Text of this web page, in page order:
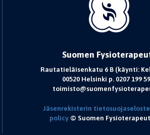
Suomen
Rautatieläisenkatu 6 B (käynti:
00520 Helsinki p. 0207 199
Jäsenrekisterin tietosuojaseloste
policy© Suomen